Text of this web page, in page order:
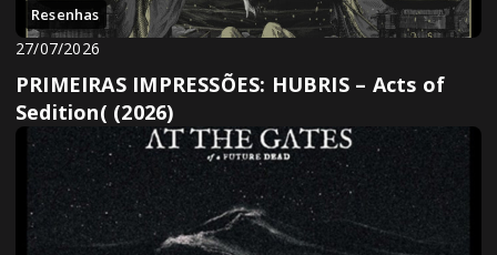
Resenhas
27/07/2026
PRIMEIRAS IMPRESSÕES: HUBRIS – Acts of
Sedition( (2026)